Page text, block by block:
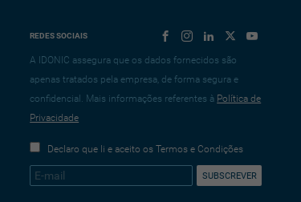
REDES SOCIAIS
A IDONIC assegura que os dados fornecidos são
apenas tratados pela empresa, de forma segura e
confidencial. Mais informações referentes à Política de
Privacidade
Declaro que li e aceito os Termos e Condições